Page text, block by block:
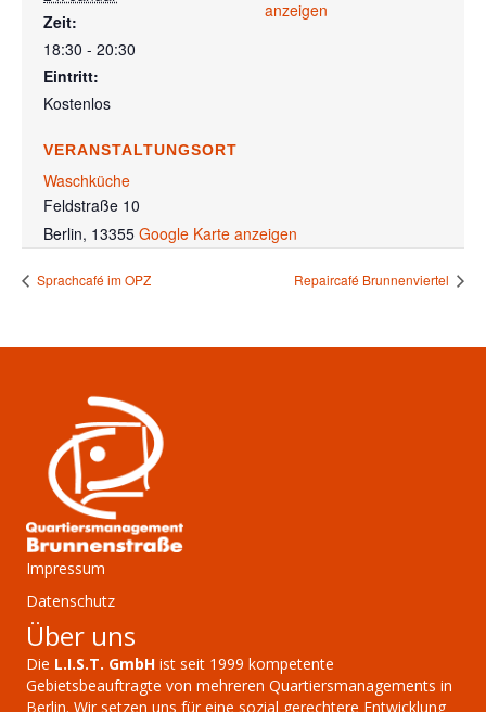
Zeit:
18:30 - 20:30
Eintritt:
Kostenlos
VERANSTALTUNGSORT
Waschküche
Feldstraße 10
Berlin, 13355 Google Karte anzeigen
anzeigen
Sprachcafé im OPZ Repaircafé Brunnenviertel
Impressum
Datenschutz
Über uns
Die L.I.S.T. GmbH ist seit 1999 kompetente
Gebietsbeauftragte von mehreren Quartiersmanagements in
Berlin. Wir setzen uns für eine sozial gerechtere Entwicklung